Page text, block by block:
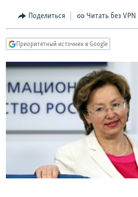
Вернутся
поиску
КУЛЬТУРА
КАВКАЗ.РЕАЛИИ
СЕВЕР.РЕАЛИИ
СИБИРЬ.РЕАЛИИ
РАСПИСАНИЕ ВЕЩАНИЯ
ПОДПИШИТЕСЬ НА РАССЫЛКУ
Поделиться Читать без VPN
Приоритетный источник в Google